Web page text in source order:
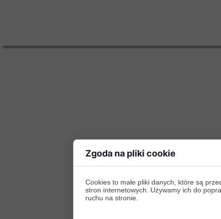
Zgoda na pliki cookie
Cookies to małe pliki danych, które są
stron internetowych. Używamy ich do
ruchu na stronie.